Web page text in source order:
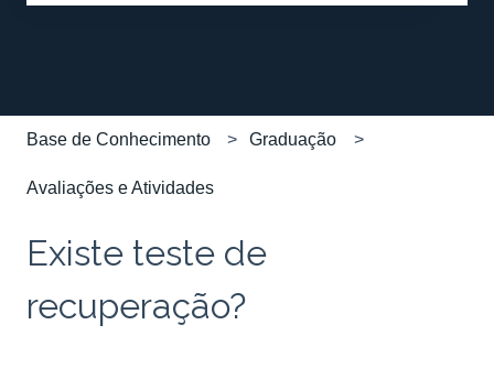
Base de Conhecimento Graduação
Avaliações e Atividades
Existe teste de
recuperação?